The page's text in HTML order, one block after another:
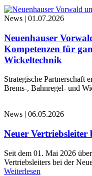
News | 01.07.2026
Neuenhauser
Kompetenzen für
Wickeltechnik
Strategische Partnerschaft
Brems-, Bahnregel- und
News | 06.05.2026
Neuer Vertriebsleiter
Seit dem 01. Mai 2026
Vertriebsleiters bei der
Weiterlesen